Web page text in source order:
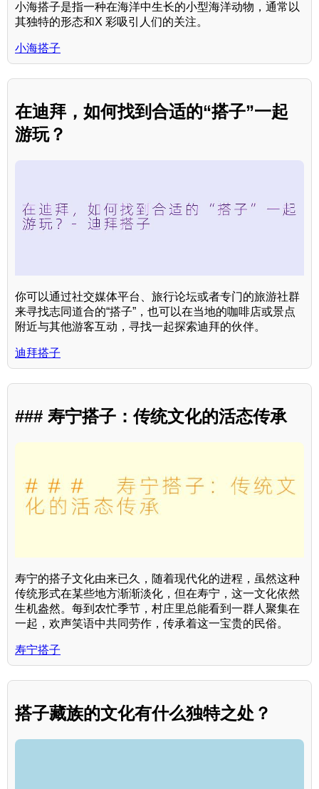
小海搭子是指一种在海洋中生长的小型海洋动物，通常以
其独特的形态和X 彩吸引人们的关注。
小海搭子
在迪拜，如何找到合适的“搭子”一起
游玩？
你可以通过社交媒体平台、旅行论坛或者专门的旅游社群
来寻找志同道合的“搭子”，也可以在当地的咖啡店或景点
附近与其他游客互动，寻找一起探索迪拜的伙伴。
迪拜搭子
### 寿宁搭子：传统文化的活态传承
寿宁的搭子文化由来已久，随着现代化的进程，虽然这种
传统形式在某些地方渐渐淡化，但在寿宁，这一文化依然
生机盎然。每到农忙季节，村庄里总能看到一群人聚集在
一起，欢声笑语中共同劳作，传承着这一宝贵的民俗。
寿宁搭子
搭子藏族的文化有什么独特之处？